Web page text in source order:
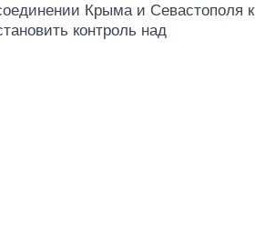
Крыма и Севастополя к
контроль над